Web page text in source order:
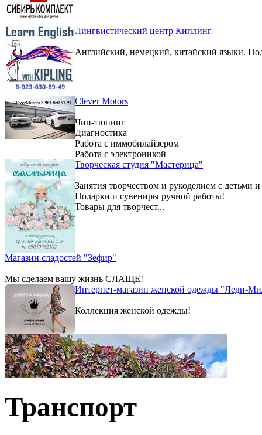
Лингвистический центр Киплинг
Английский, немецкий, китайский языки.
Clever Motors
Чип-тюнинг
Диагностика
Работа с иммобилайзером
Работа с электроникой
Творческая студия "Мастерица"
Занятия творчеством и рукоделием с детьми
Подарки и сувениры ручной работы!
Товары для творчест...
Магазин сладостей "Зефир"
Мы сделаем вашу жизнь СЛАЩЕ!
Интернет-магазин женской одежды "Леди-
Коллекция женской одежды!
Транспорт